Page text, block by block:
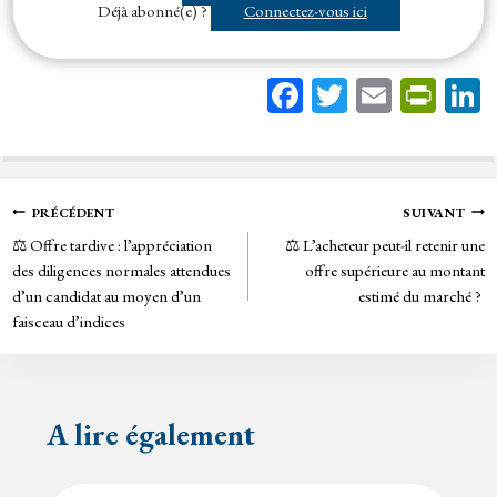
Déjà abonné(e) ?
Connectez-vous ici
Fa
bo
T
tt
E
ail
Pr
tF
rie
n
dl
y
Navigation
de
l’article
PRÉCÉDENT
⚖️ Offre tardive : l’appréciation
des diligences normales attendues
d’un candidat au moyen d’un
faisceau d’indices
SUIVANT
⚖️ L’acheteur peut-il retenir une
offre supérieure au montant
estimé du marché ?
A lire également